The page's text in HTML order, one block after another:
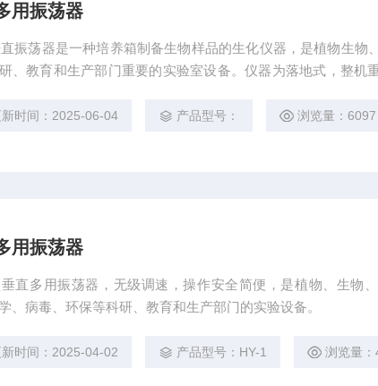
用振荡器
振荡器是一种培养箱制备生物样品的生化仪器，是植物生物
、教育和生产部门重要的实验室设备。仪器为落地式，整机
新时间：2025-06-04 产品型号： 浏览量：6097
用振荡器
垂直多用振荡器，无级调速，操作安全简便，是植物、生物
、病毒、环保等科研、教育和生产部门的实验设备。
新时间：2025-04-02 产品型号：HY-1 浏览量：